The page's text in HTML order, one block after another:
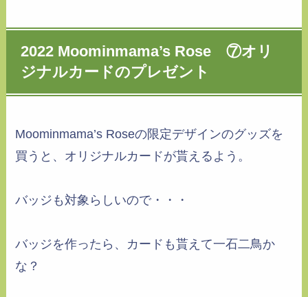
2022 Moominmama’s Rose ⑦オリ
ジナルカードのプレゼント
Moominmama’s Roseの限定デザインのグッズを
買うと、オリジナルカードが貰えるよう。
バッジも対象らしいので・・・
バッジを作ったら、カードも貰えて一石二鳥か
な？